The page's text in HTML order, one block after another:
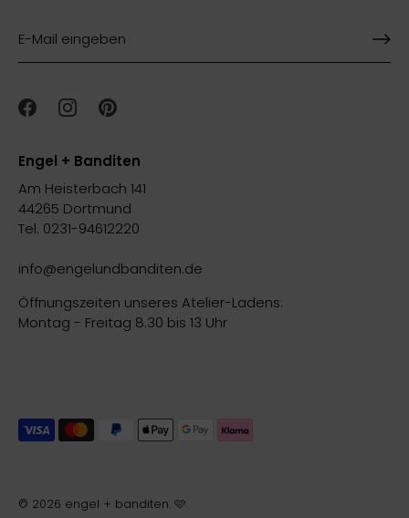
Engel + Banditen
Am Heisterbach 141
44265 Dortmund
Tel. 0231-94612220
info@engelundbanditen.de
Öffnungszeiten unseres Atelier-Ladens:
Montag - Freitag 8.30 bis 13 Uhr
© 2026 engel + banditen. 🩷